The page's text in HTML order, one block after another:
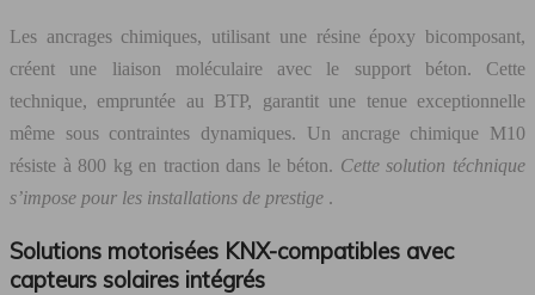
Les ancrages chimiques, utilisant une résine époxy bicomposant,
créent une liaison moléculaire avec le support béton. Cette
technique, empruntée au BTP, garantit une tenue exceptionnelle
même sous contraintes dynamiques. Un ancrage chimique M10
résiste à 800 kg en traction dans le béton. Cette solution téchnique
s’impose pour les installations de prestige .
Solutions motorisées KNX-compatibles avec
capteurs solaires intégrés